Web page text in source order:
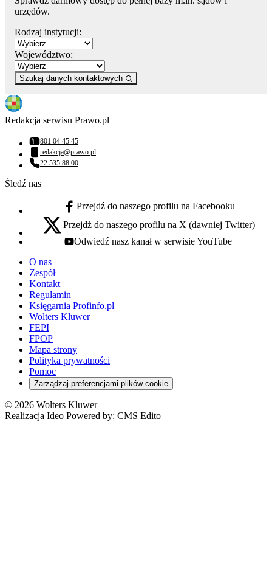
urzędów.
Rodzaj instytucji:
Województwo:
Szukaj danych kontaktowych
Redakcja serwisu Prawo.pl
Numer telefonu:
801 04 45 45
Adres email:
redakcja@prawo.pl
Numer telefonu:
22 535 88 00
Śledź nas
facebook - otwiera się w nowej karcie
Przejdź do naszego profilu na Facebooku
x - otwiera się w nowej karcie
Przejdź do naszego profilu na X (dawniej Twitter)
youtube - otwiera się w nowej karcie
Odwiedź nasz kanał w serwisie YouTube
O nas
Zespół
Kontakt
Regulamin
Księgarnia Profinfo.pl
Wolters Kluwer
FEPI
FPOP
Mapa strony
Polityka prywatności
Pomoc
Zarządzaj preferencjami plików cookie
© 2026 Wolters Kluwer
Realizacja Ideo Powered by: CMS Edito